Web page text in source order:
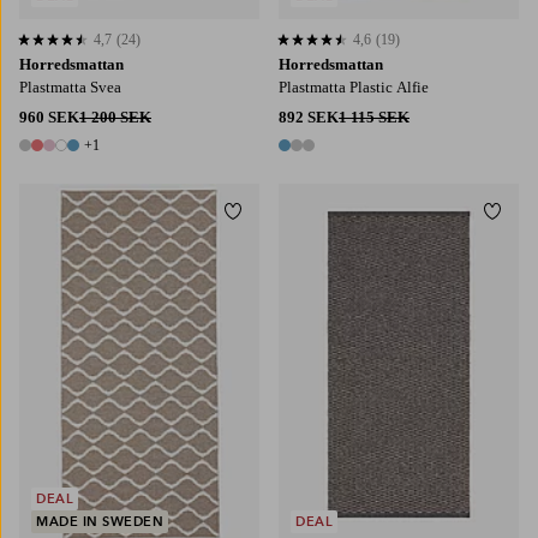
Horredsmattan
Plastmatta Svea
960 SEK1 200 SEK
6 färger
+1
4,7 baserat på 24 st betyg
4,7 (24)
Horredsmattan
Plastmatta Plastic Alfie
892 SEK1 115 SEK
3 färger
4,6 baserat på 19 st betyg
4,6 (19)
DEAL
MADE IN SWEDEN
Lägg till i favoriter
DEAL